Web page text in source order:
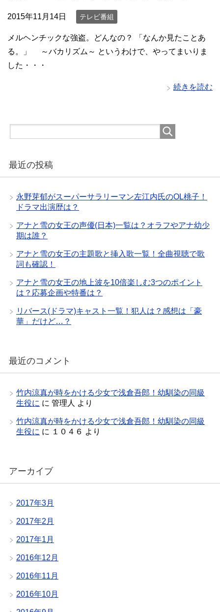
2015年11月14日 テレビ番組
メルヘンチックな強盗。どんなの？ 「なんか見たことあ
る。」 ～バカリズム～ というわけで、やってまいりま
した・・・
続きを読む
最近の投稿
永野芽郁がスーパーサラリーマン左江内氏のOL桃子！
ドラマ出演歴は？
アナと雪の女王の声優(日本)一覧は？オラフやアナ幼少
期は誰？
アナと雪の女王の主題歌と挿入歌一覧！全曲視聴で歌
詞も確認！
アナと雪の女王の地上波を10倍楽しむ3つのポイント
は？応募企画や特番は？
リバース(ドラマ)キャスト一覧！犯人は？感想は「豪
華」だけど…？
最近のコメント
竹内涼真が時をかける少女で浅倉吾郎！幼馴染の同級
生役に に 管理人 より
竹内涼真が時をかける少女で浅倉吾郎！幼馴染の同級
生役に に １０４６ より
アーカイブ
2017年3月
2017年2月
2017年1月
2016年12月
2016年11月
2016年10月